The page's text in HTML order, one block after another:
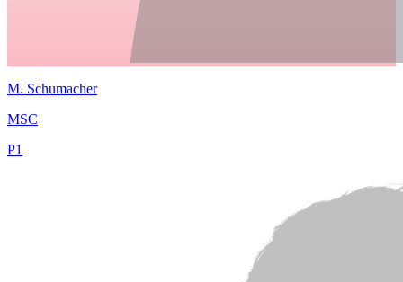
M. Schumacher
MSC
P1